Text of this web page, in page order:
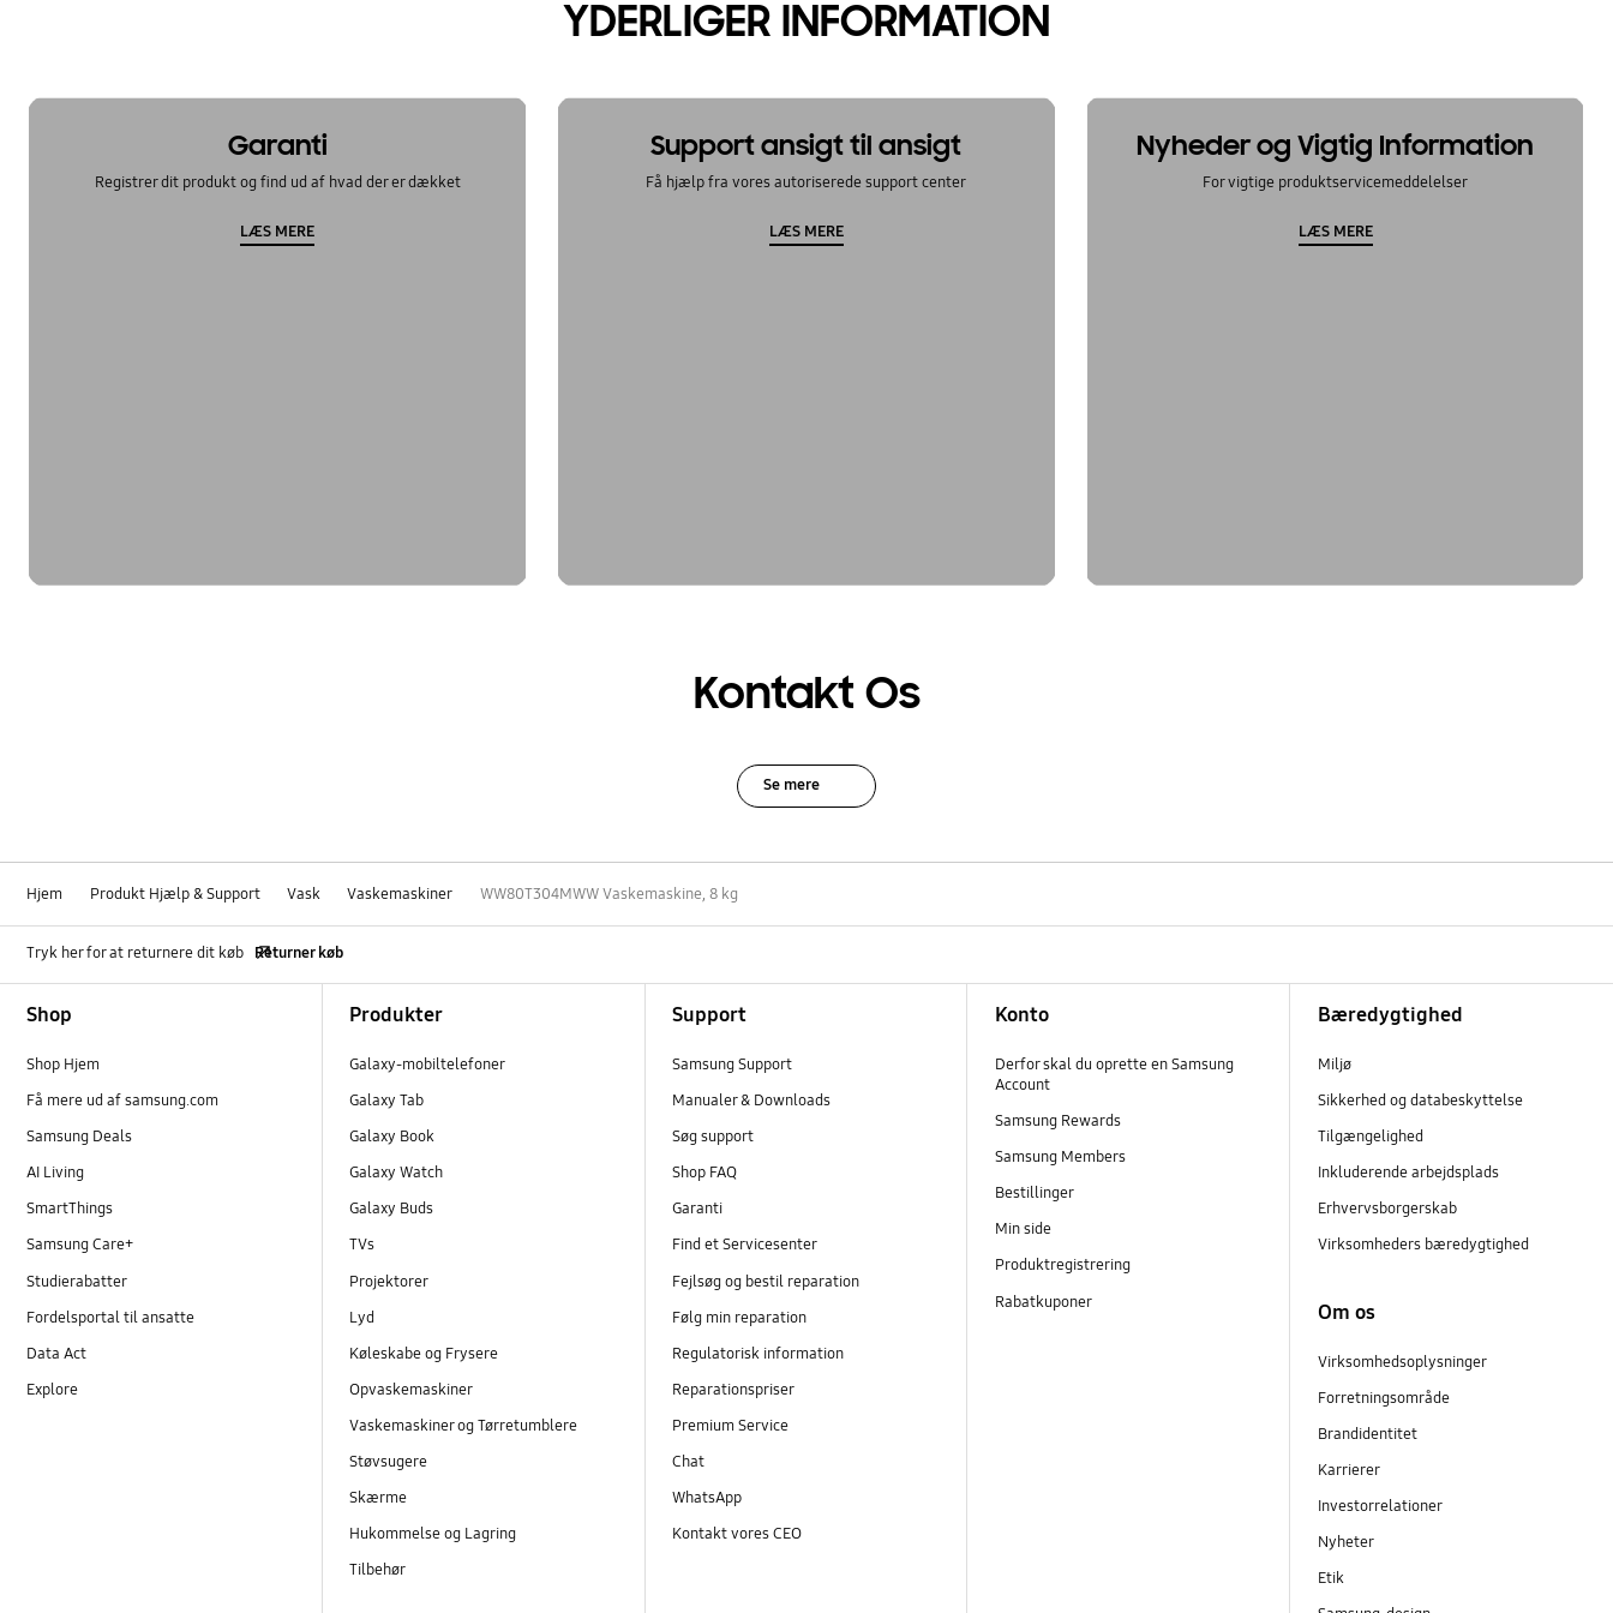
YDERLIGER INFORMATION
Garanti
Registrer dit produkt og find ud af hvad der er dækket
LÆS MERE
Support ansigt til ansigt
Få hjælp fra vores autoriserede support center
LÆS MERE
Nyheder og Vigtig Information
For vigtige produktservicemeddelelser
LÆS MERE
Kontakt Os
Se mere
Hjem Produkt Hjælp & Support Vask Vaskemaskiner WW80T304MWW Vaskemaskine, 8 kg
Tryk her for at returnere dit køb Returner køb
Shop
Shop Hjem
Få mere ud af samsung.com
Samsung Deals
AI Living
SmartThings
Samsung Care+
Studierabatter
Fordelsportal til ansatte
Data Act
Explore
Produkter
Galaxy-mobiltelefoner
Galaxy Tab
Galaxy Book
Galaxy Watch
Galaxy Buds
TVs
Projektorer
Lyd
Køleskabe og Frysere
Opvaskemaskiner
Vaskemaskiner og Tørretumblere
Støvsugere
Skærme
Hukommelse og Lagring
Tilbehør
Support
Samsung Support
Manualer & Downloads
Søg support
Shop FAQ
Garanti
Find et Servicesenter
Fejlsøg og bestil reparation
Følg min reparation
Regulatorisk information
Reparationspriser
Premium Service
Chat
WhatsApp
Kontakt vores CEO
Konto
Derfor skal du oprette en Samsung
Account
Samsung Rewards
Samsung Members
Bestillinger
Min side
Produktregistrering
Rabatkuponer
Bæredygtighed
Miljø
Sikkerhed og databeskyttelse
Tilgængelighed
Inkluderende arbejdsplads
Erhvervsborgerskab
Virksomheders bæredygtighed
Om os
Virksomhedsoplysninger
Forretningsområde
Brandidentitet
Karrierer
Investorrelationer
Nyheter
Etik